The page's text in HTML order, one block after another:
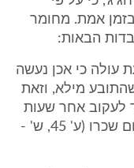
אמת. מחומר
הבאות:
עולה כי אכן נעשה
מילא, וזאת
לעקוב אחר שעות
עבודתו, ולתקן טעויות שנפלו בתשלום שכרו (ע' 45, ש' -